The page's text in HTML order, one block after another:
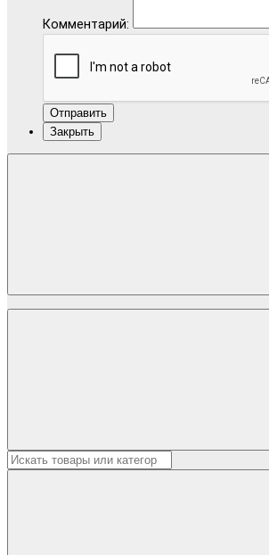
Комментарий:
Отправить
Закрыть